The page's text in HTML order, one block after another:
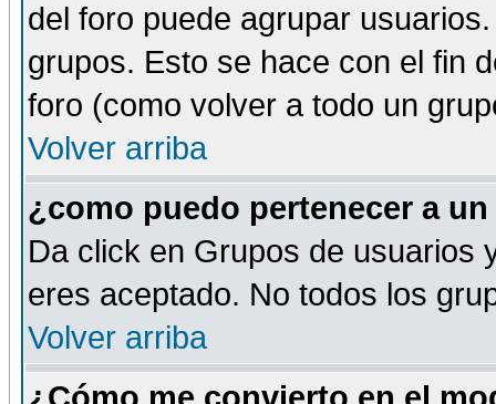
del foro puede agrupar
grupos. Esto se hace con el fin
foro (como volver a todo un
Volver arriba
¿como puedo pertenecer a
Da click en Grupos de usuarios
eres aceptado. No todos los
Volver arriba